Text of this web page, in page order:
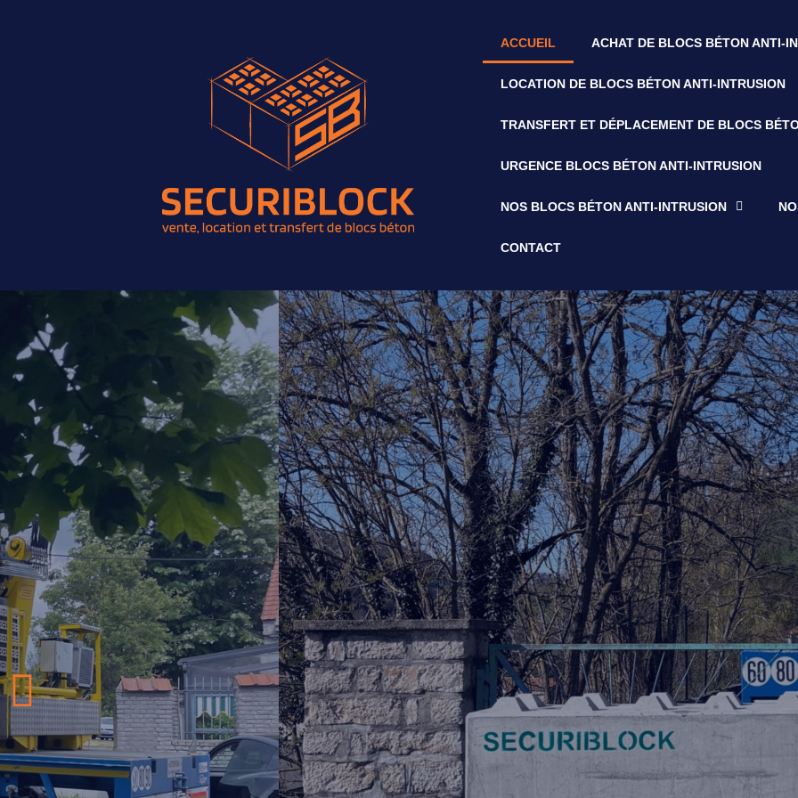
ACCUEIL ACHAT DE BLOCS BÉTON ANTI-
LOCATION DE BLOCS BÉTON ANTI-INTRUSION
TRANSFERT ET DÉPLACEMENT DE BLOCS
URGENCE BLOCS BÉTON ANTI-INTRUSION
NOS BLOCS BÉTON ANTI-INTRUSION
CONTACT